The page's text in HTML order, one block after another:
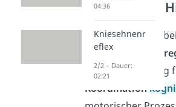
mit anderen
Die
mit anderen
besonders wichtig
Koordination
04:36
Kniesehnenr
eflex
2/2 – Dauer:
02:21